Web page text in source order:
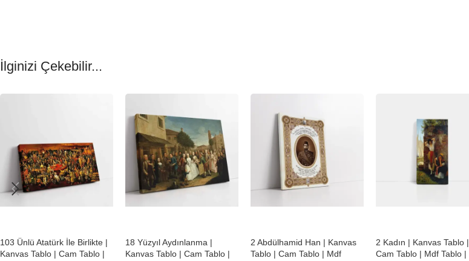
İlginizi Çekebilir...
103 Ünlü Atatürk İle Birlikte |
Kanvas Tablo | Cam Tablo |
18 Yüzyıl Aydınlanma |
Kanvas Tablo | Cam Tablo |
2 Abdülhamid Han | Kanvas
Tablo | Cam Tablo | Mdf
2 Kadın | Kanvas Tablo |
Cam Tablo | Mdf Tablo |